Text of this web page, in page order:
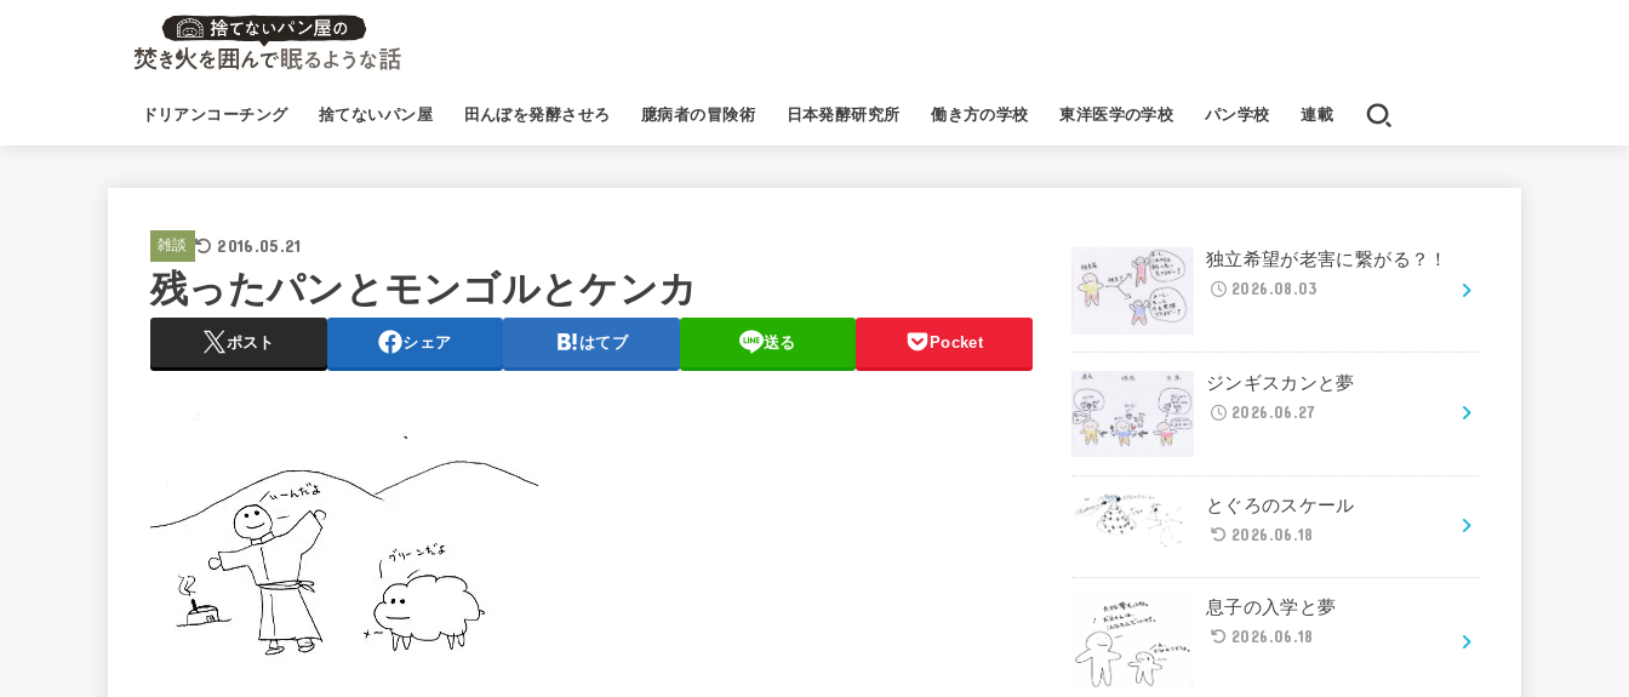
ドリアンコーチング 捨てないパン屋 田んぼを発酵させろ 臆病者の冒険術 日本発酵研究所 働き方の学校 東洋医学の学校 パン学校 連載
雑談 2016.05.21
残ったパンとモンゴルとケンカ
ポスト シェア はてブ 送る Pocket
独立希望が老害に繋がる？！
2026.08.03
ジンギスカンと夢
2026.06.27
とぐろのスケール
2026.06.18
息子の入学と夢
2026.06.18